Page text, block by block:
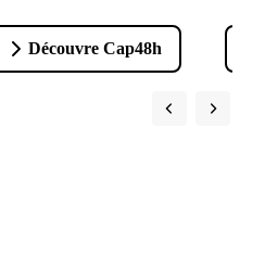
Découvre Cap48h